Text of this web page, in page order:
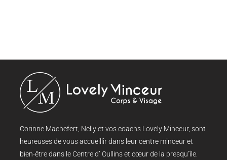
Corinne Machefert, Nelly et vos coachs Lovely Minceur, sont
heureuses de vous accueillir dans leur centre minceur et
bien-être dans le Centre d’ Oullins et cœur de la presqu’île.